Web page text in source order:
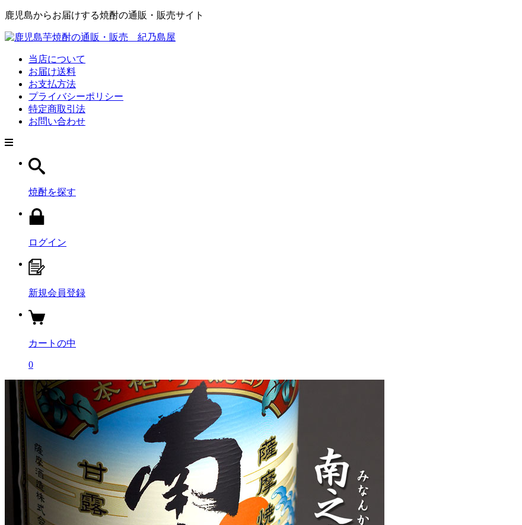
鹿児島からお届けする焼酎の通販・販売サイト
当店について
お届け送料
お支払方法
プライバシーポリシー
特定商取引法
お問い合わせ
焼酎を探す
ログイン
新規会員登録
カートの中
0